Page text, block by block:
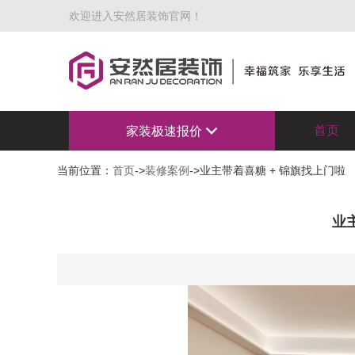
欢迎进入安然居装饰官网！
家装极速报价 首页
当前位置： 首页->装修案例->业主带着喜糖 + 锦旗找上门啦
业